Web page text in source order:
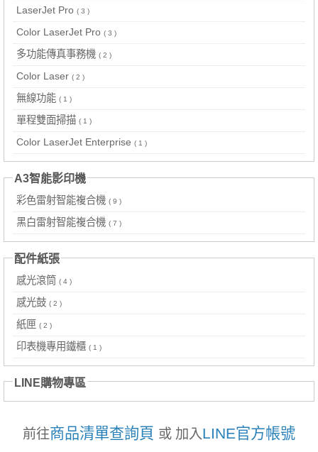
LaserJet Pro ( 3 )
Color LaserJet Pro ( 3 )
多功能傳真事務機 ( 2 )
Color Laser ( 2 )
無線功能 ( 1 )
單程雙面掃描 ( 1 )
Color LaserJet Enterprise ( 1 )
A3智能影印機
彩色雷射智能複合機 ( 9 )
黑白雷射智能複合機 ( 7 )
配件紙張
感光滾筒 ( 4 )
感光鼓 ( 2 )
紙匣 ( 2 )
印表機專用鐵櫃 ( 1 )
LINE購物專區
前往商品清單查詢頁 或 加入LINE官方帳號